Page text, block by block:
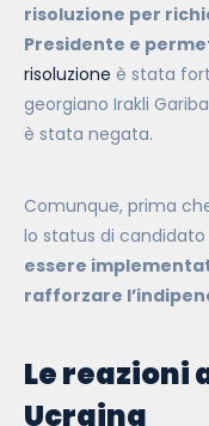
risoluzione per
Presidente e
risoluzione è stata
georgiano Irakli
è stata negata.
Comunque, prima
lo status di candidato
essere
rafforzare
Le reazioni
Ucraina